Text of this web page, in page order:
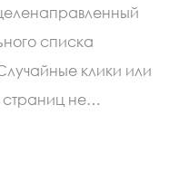
приняла
поправки,
вводящие
штрафы
до
5
тыс.
списка
клики или
страниц не…